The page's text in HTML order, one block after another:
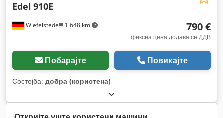
Wiefelstede 1.648 km
Edel 910E
790 €
фиксна цена додава се ДДВ
Побарајте Повикајте
Состојба: добра (користена),